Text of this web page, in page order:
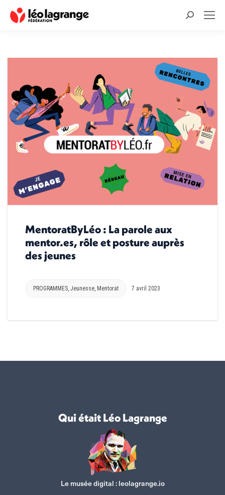
Recherche
MentoratByLéo : La parole aux
mentor.es, rôle et posture auprès
des jeunes
PROGRAMMES, Jeunesse, Mentorat 7 avril 2023
Qui était Léo Lagrange
Le musée digital :leolagrange.io